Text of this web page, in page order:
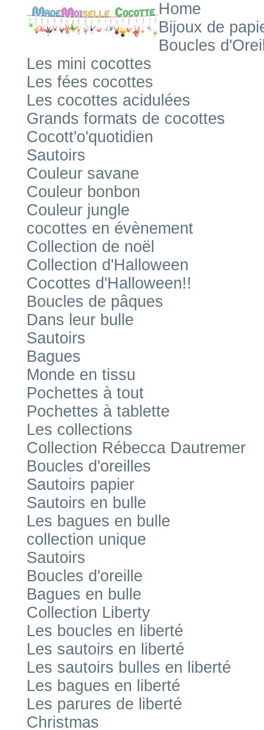
Home
Bijoux de
Boucles
Les mini cocottes
Les fées cocottes
Les cocottes acidulées
Grands formats de cocottes
Cocott'o'quotidien
Sautoirs
Couleur savane
Couleur bonbon
Couleur jungle
cocottes en évènement
Collection de noël
Collection d'Halloween
Cocottes d'Halloween!!
Boucles de pâques
Dans leur bulle
Sautoirs
Bagues
Monde en tissu
Pochettes à tout
Pochettes à tablette
Les collections
Collection Rébecca Dautremer
Boucles d'oreilles
Sautoirs papier
Sautoirs en bulle
Les bagues en bulle
collection unique
Sautoirs
Boucles d'oreille
Bagues en bulle
Collection Liberty
Les boucles en liberté
Les sautoirs en liberté
Les sautoirs bulles en liberté
Les bagues en liberté
Les parures de liberté
Christmas